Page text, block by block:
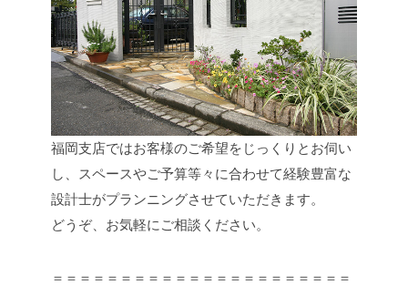
福岡支店ではお客様のご希望をじっくりとお伺い
し、スペースやご予算等々に合わせて経験豊富な
設計士がプランニングさせていただきます。
どうぞ、お気軽にご相談ください。
＝＝＝＝＝＝＝＝＝＝＝＝＝＝＝＝＝＝＝＝＝＝